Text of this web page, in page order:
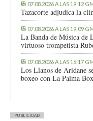
07.08.2026 A LAS 19:12
Tazacorte adjudica la
07.08.2026 A LAS 19:09
La Banda de Música de
virtuoso trompetista
07.08.2026 A LAS 16:17
Los Llanos de Aridane
boxeo con La Palma
PUBLICIDAD